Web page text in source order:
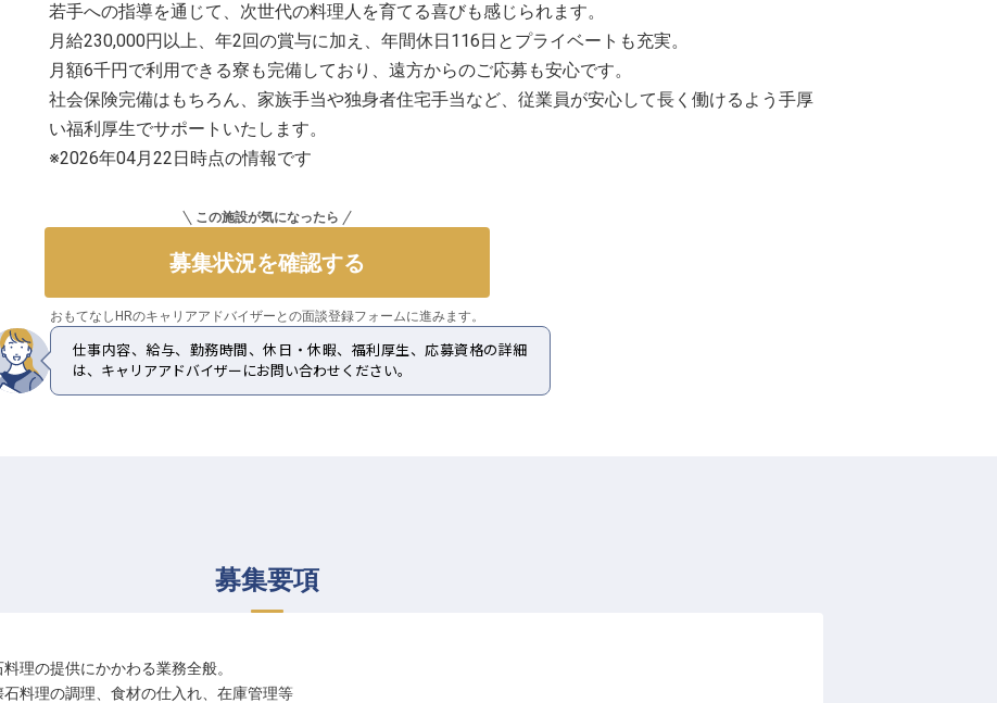
若手への指導を通じて、次世代の料理人を育てる喜びも感じられます。
月給230,000円以上、年2回の賞与に加え、年間休日116日とプライベートも充実。
月額6千円で利用できる寮も完備しており、遠方からのご応募も安心です。
社会保険完備はもちろん、家族手当や独身者住宅手当など、従業員が安心して長く働けるよう手厚
い福利厚生でサポートいたします。
※2026年04月22日時点の情報です
この施設が気になったら
募集状況を確認する
おもてなしHRのキャリアアドバイザーとの面談登録フォームに進みます。
仕事内容、給与、勤務時間、休日・休暇、福利厚生、応募資格の詳細
は、キャリアアドバイザーにお問い合わせください。
募集要項
料理の提供にかかわる業務全般。
石料理の調理、食材の仕入れ、在庫管理等